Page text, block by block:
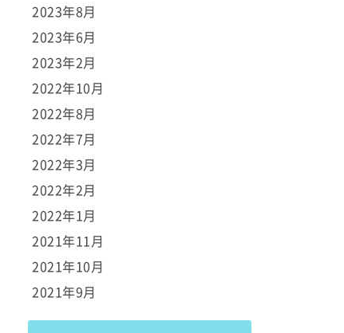
2023年8月
2023年6月
2023年2月
2022年10月
2022年8月
2022年7月
2022年3月
2022年2月
2022年1月
2021年11月
2021年10月
2021年9月